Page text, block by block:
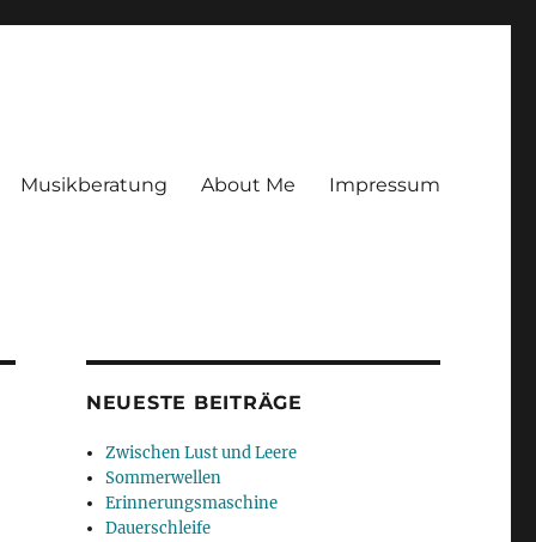
Musikberatung About Me Impressum
NEUESTE BEITRÄGE
Zwischen Lust und Leere
Sommerwellen
Erinnerungsmaschine
Dauerschleife